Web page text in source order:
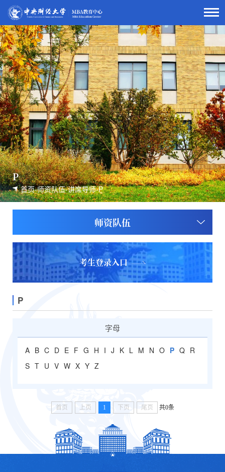
P
首页-师资队伍-讲席导师-P
师资队伍
考生登录入口
P
字母
A B C D E F G H I J K L M N O P Q R
S T U V W X Y Z
首页 上页 1 下页 尾页 共0条